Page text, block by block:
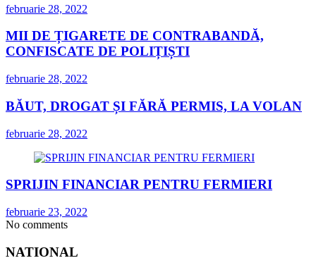
februarie 28, 2022
MII DE ȚIGARETE DE CONTRABANDĂ,
CONFISCATE DE POLIȚIȘTI
februarie 28, 2022
BĂUT, DROGAT ȘI FĂRĂ PERMIS, LA VOLAN
februarie 28, 2022
SPRIJIN FINANCIAR PENTRU FERMIERI
februarie 23, 2022
No comments
NATIONAL